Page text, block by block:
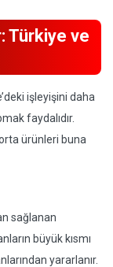
Türkiye ve
işleyişini daha
faydalıdır.
ürünleri buna
sağlanan
büyük kısmı
yararlanır.